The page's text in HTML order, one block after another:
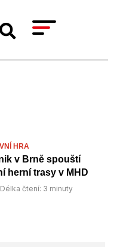
HRA
v Brně spouští
herní trasy v MHD
Délka čtení: 3 minuty